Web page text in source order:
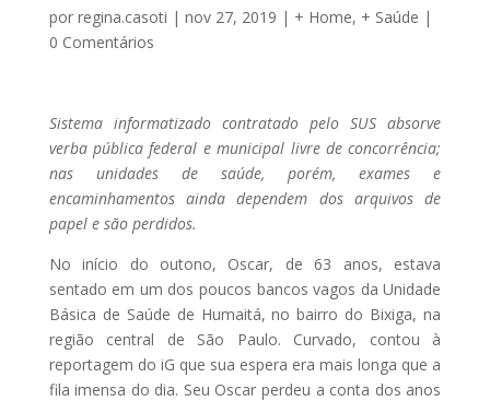
por regina.casoti | nov 27, 2019 | + Home, + Saúde |
0 Comentários
Sistema informatizado contratado pelo SUS absorve
verba pública federal e municipal livre de concorrência;
nas unidades de saúde, porém, exames e
encaminhamentos ainda dependem dos arquivos de
papel e são perdidos.
No início do outono, Oscar, de 63 anos, estava
sentado em um dos poucos bancos vagos da Unidade
Básica de Saúde de Humaitá, no bairro do Bixiga, na
região central de São Paulo. Curvado, contou à
reportagem do iG que sua espera era mais longa que a
fila imensa do dia. Seu Oscar perdeu a conta dos anos